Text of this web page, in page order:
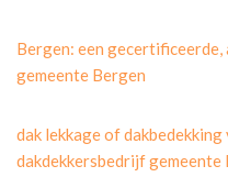
Bergen: een
gemeente Bergen
dak lekkage of
dakdekkersbedrijf gemeente